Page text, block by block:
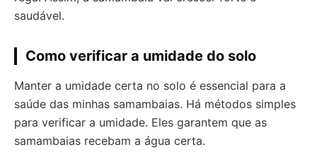
saudável.
Como verificar a umidade do solo
Manter a umidade certa no solo é essencial para a
saúde das minhas samambaias. Há métodos simples
para verificar a umidade. Eles garantem que as
samambaias recebam a água certa.